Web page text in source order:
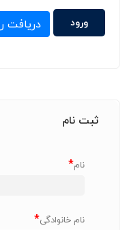
دریافت
ثبت نام
نام*
نام خانوادگی*